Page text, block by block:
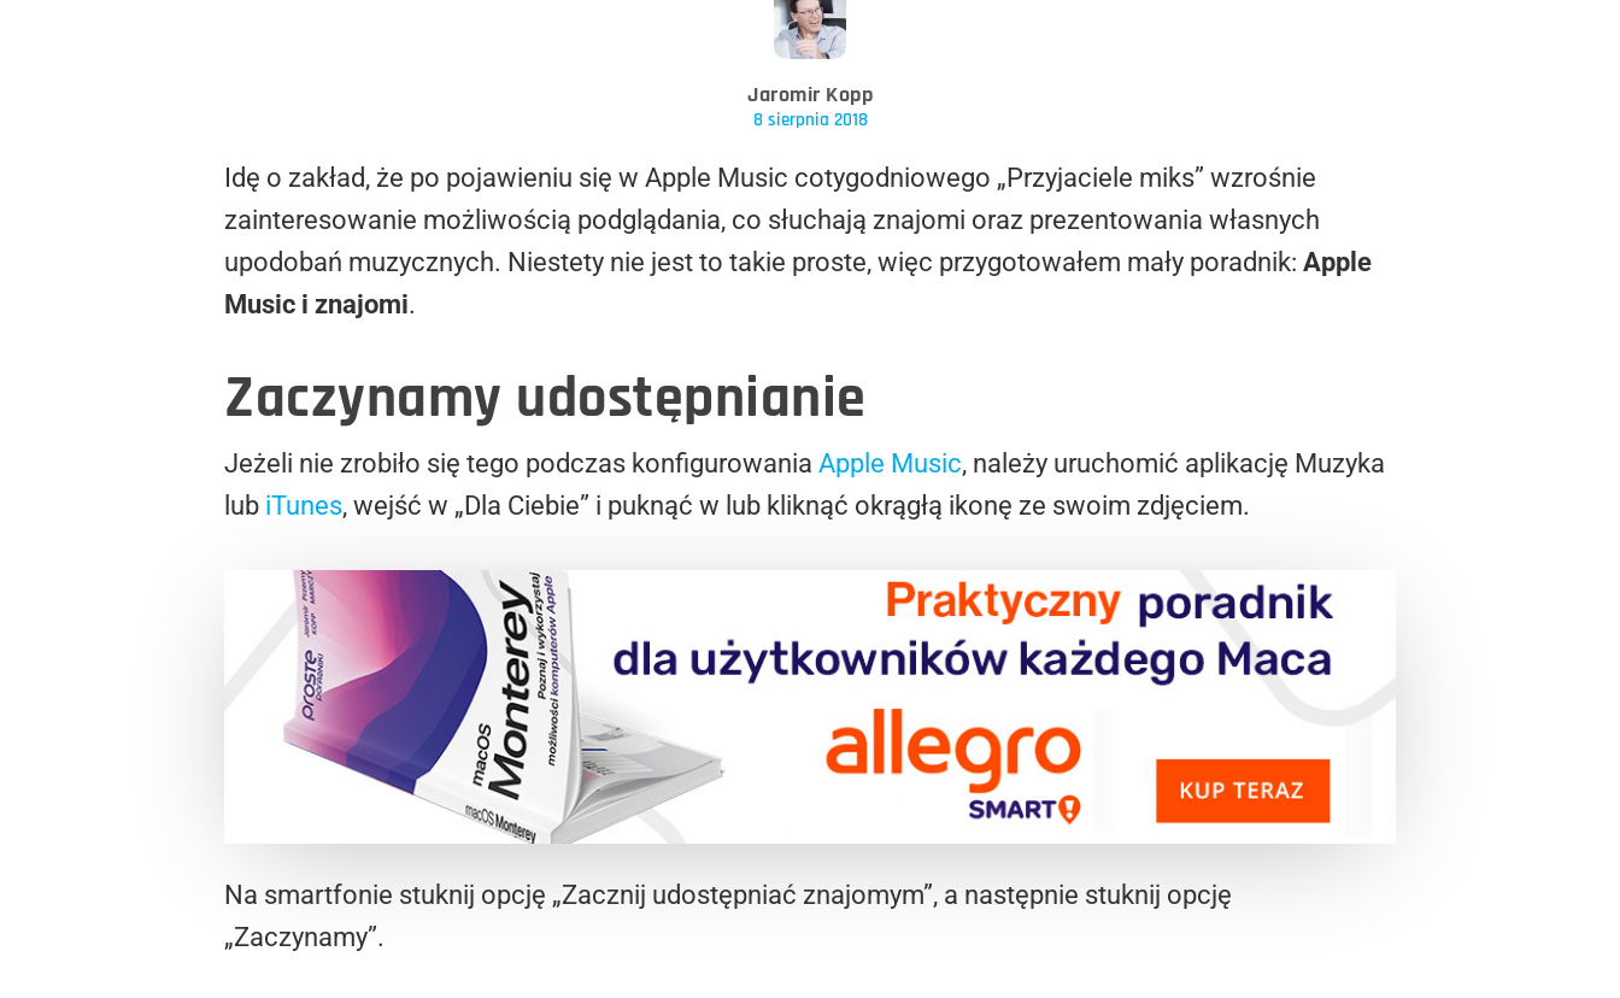
Jaromir Kopp
8 sierpnia 2018
Idę o zakład, że po pojawieniu się w Apple Music cotygodniowego „Przyjaciele miks” wzrośnie
zainteresowanie możliwością podglądania, co słuchają znajomi oraz prezentowania własnych
upodobań muzycznych. Niestety nie jest to takie proste, więc przygotowałem mały poradnik: Apple
Music i znajomi.
Zaczynamy udostępnianie
Jeżeli nie zrobiło się tego podczas konfigurowania Apple Music, należy uruchomić aplikację Muzyka
lub iTunes, wejść w „Dla Ciebie” i puknąć w lub kliknąć okrągłą ikonę ze swoim zdjęciem.
Na smartfonie stuknij opcję „Zacznij udostępniać znajomym”, a następnie stuknij opcję
„Zaczynamy”.